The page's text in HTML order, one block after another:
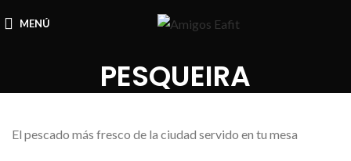
MENÚ
PESQUEIRA
El pescado más fresco de la ciudad servido en tu mesa